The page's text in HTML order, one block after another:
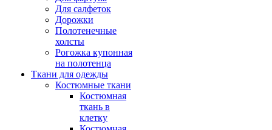
Для салфеток
Дорожки
Полотенечные
холсты
Рогожка купонная
на полотенца
Ткани для одежды
Костюмные ткани
Костюмная
ткань в
клетку